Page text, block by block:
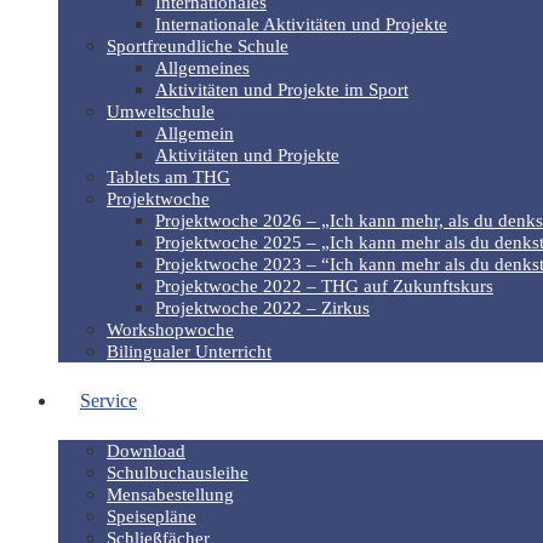
Internationale Aktivitäten und Projekte
Sportfreundliche Schule
Allgemeines
Aktivitäten und Projekte im Sport
Umweltschule
Allgemein
Aktivitäten und Projekte
Tablets am THG
Projektwoche
Projektwoche 2026 – „Ich kann mehr, als du
Projektwoche 2025 – „Ich kann mehr als du
Projektwoche 2023 – “Ich kann mehr als du
Projektwoche 2022 – THG auf Zukunftskurs
Projektwoche 2022 – Zirkus
Workshopwoche
Bilingualer Unterricht
Service
Download
Schulbuchausleihe
Mensabestellung
Speisepläne
Schließfächer